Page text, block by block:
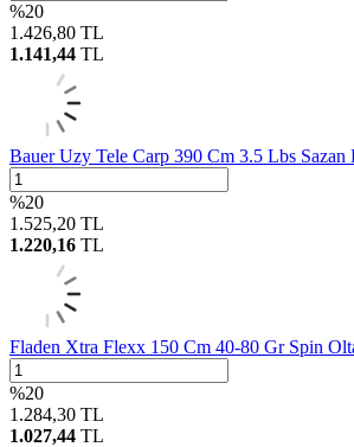
%20
1.426,80 TL
1.141,44 TL
Bauer Uzy Tele Carp 390 Cm 3.5 Lbs Sazan
%20
1.525,20 TL
1.220,16 TL
Fladen Xtra Flexx 150 Cm 40-80 Gr Spin
%20
1.284,30 TL
1.027,44 TL